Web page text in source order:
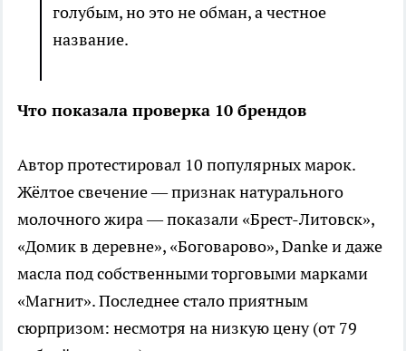
голубым, но это не обман, а честное
название.
Что показала проверка 10 брендов
Автор протестировал 10 популярных марок.
Жёлтое свечение — признак натурального
молочного жира — показали «Брест-Литовск»,
«Домик в деревне», «Боговарово», Danke и даже
масла под собственными торговыми марками
«Магнит». Последнее стало приятным
сюрпризом: несмотря на низкую цену (от 79